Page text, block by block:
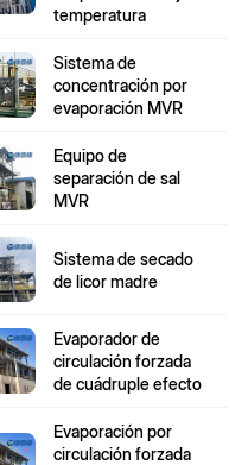
temperatura
Sistema de
concentración por
evaporación MVR
Equipo de
separación de sal
MVR
Sistema de secado
de licor madre
Evaporador de
circulación forzada
de cuádruple efecto
Evaporación por
circulación forzada